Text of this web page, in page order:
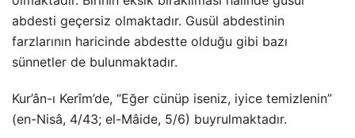
abdesti geçersiz olmaktadır. Gusül abdestinin
farzlarının haricinde abdestte olduğu gibi bazı
sünnetler de bulunmaktadır.
Kur’ân-ı Kerîm’de, “Eğer cünüp iseniz, iyice temizlenin”
(en-Nisâ, 4/43; el-Mâide, 5/6) buyrulmaktadır.